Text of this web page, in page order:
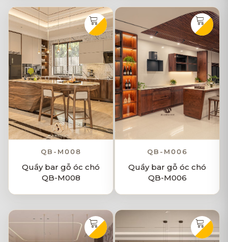
QB-M008
Quầy bar gỗ óc chó
QB-M008
QB-M006
Quầy bar gỗ óc chó
QB-M006